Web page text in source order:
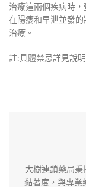
治療這兩個疾病時
在陽痿和早泄並發
治療。
註:具體禁忌詳見說明
大樹連鎖藥局
黏著度，與專業